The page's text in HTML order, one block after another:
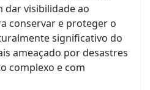
dar visibilidade ao
conservar e proteger o
significativo do
ameaçado por desastres
complexo e com